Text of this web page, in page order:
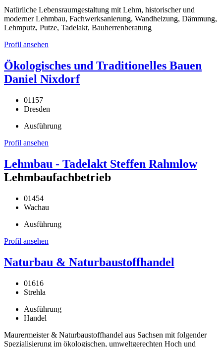
Natürliche Lebensraumgestaltung mit Lehm, historischer und
moderner Lehmbau, Fachwerksanierung, Wandheizung, Dämmung,
Lehmputz, Putze, Tadelakt, Bauherrenberatung
Profil ansehen
Ökologisches und Traditionelles Bauen
Daniel Nixdorf
01157
Dresden
Ausführung
Profil ansehen
Lehmbau - Tadelakt Steffen Rahmlow
Lehmbaufachbetrieb
01454
Wachau
Ausführung
Profil ansehen
Naturbau & Naturbaustoffhandel
01616
Strehla
Ausführung
Handel
Maurermeister & Naturbaustoffhandel aus Sachsen mit folgender
Spezialisierung im ökologischen, umweltgerechten Hoch und